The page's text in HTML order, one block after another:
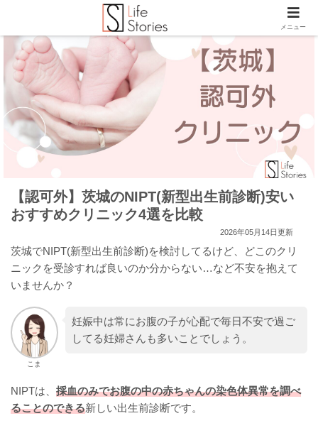
【認可外】茨城のNIPT(新型出生前診断)安い
おすすめクリニック4選を比較
2026年05月14日更新
茨城でNIPT(新型出生前診断)を検討してるけど、どこのクリ
ニックを受診すれば良いのか分からない…など不安を抱えて
いませんか？
こま
妊娠中は常にお腹の子が心配で毎日不安で過ご
してる妊婦さんも多いことでしょう。
NIPTは、 採血のみでお腹の中の赤ちゃんの染色体異常を調べ
ることのできる新しい出生前診断です。
メニュー